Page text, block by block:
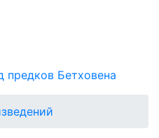
предков Бетховена